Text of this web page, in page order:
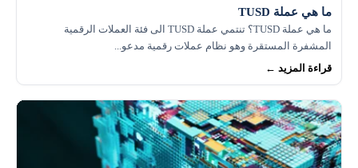
ما هي عملة TUSD
ما هي عملة TUSD؟ تنتمي عملة TUSD الى فئة العملات الرقمية
المشفرة المستقرة وهو نظام عملات رقمية مدعو...
قراءة المزيد ←